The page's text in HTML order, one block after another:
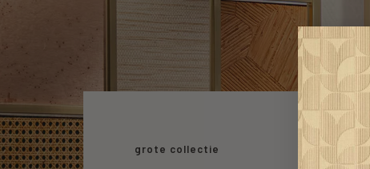
grote collectie